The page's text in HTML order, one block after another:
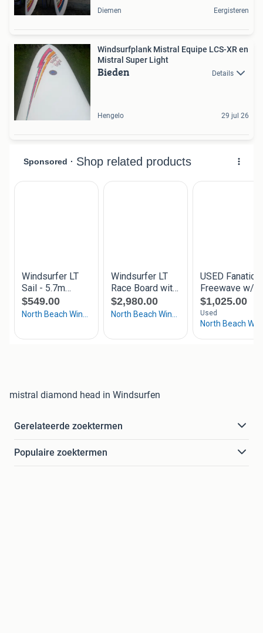
Diemen Eergisteren
Windsurfplank Mistral Equipe LCS-XR en
Mistral Super Light
Bieden Details
Hengelo 29 jul 26
mistral diamond head in Windsurfen
Gerelateerde zoektermen
Populaire zoektermen